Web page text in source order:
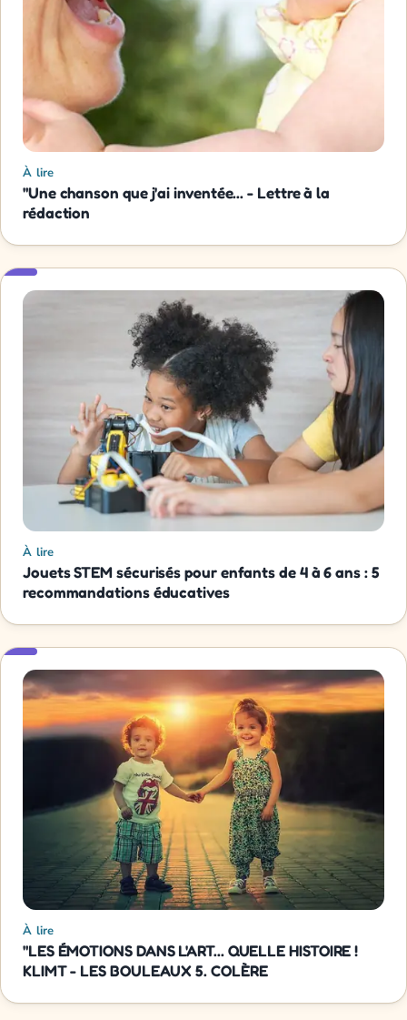
À lire
"Une chanson que j'ai inventée... - Lettre à la
rédaction
À lire
Jouets STEM sécurisés pour enfants de 4 à 6 ans : 5
recommandations éducatives
À lire
"LES ÉMOTIONS DANS L'ART... QUELLE HISTOIRE !
KLIMT - LES BOULEAUX 5. COLÈRE